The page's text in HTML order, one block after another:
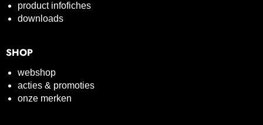
product infofiches
downloads
SHOP
webshop
acties & promoties
onze merken